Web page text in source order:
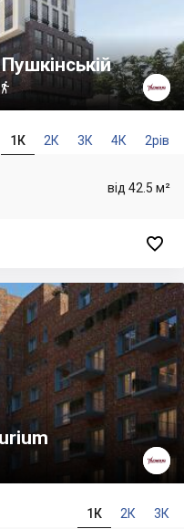

1К 2К 3К 4К 2рів
від 42.5 м²

1К 2К 3К